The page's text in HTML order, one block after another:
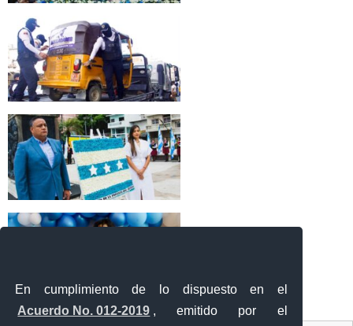
En cumplimiento de lo dispuesto en el
Acuerdo No. 012-2019 , emitido por el